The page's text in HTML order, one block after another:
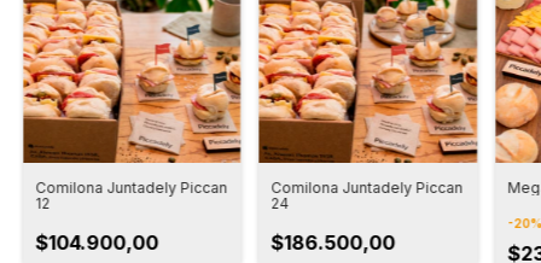
Comilona Juntadely Piccan
12
$104.900,00
Comilona Juntadely Piccan
24
$186.500,00
-20